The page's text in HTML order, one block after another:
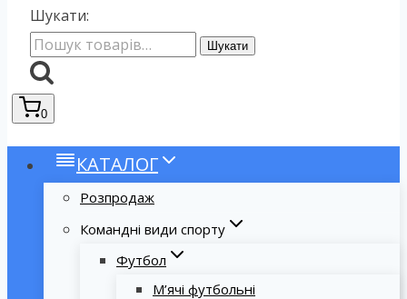
Шукати:
Шукати
0
КАТАЛОГ
Розпродаж
Командні види спорту
Футбол
М’ячі футбольні